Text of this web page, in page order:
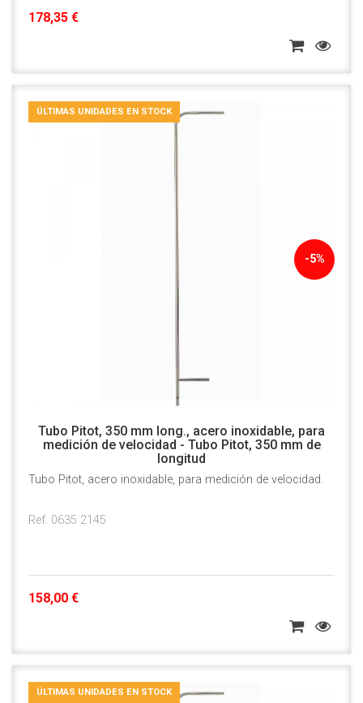
178,35 €
-5%
ÚLTIMAS UNIDADES EN STOCK
Tubo Pitot, 350 mm long., acero inoxidable, para
medición de velocidad - Tubo Pitot, 350 mm de
longitud
Tubo Pitot, acero inoxidable, para medición de velocidad.
Ref. 0635 2145
158,00 €
ÚLTIMAS UNIDADES EN STOCK